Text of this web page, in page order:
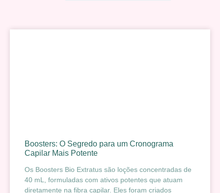
Boosters: O Segredo para um Cronograma
Capilar Mais Potente
Os Boosters Bio Extratus são loções concentradas de
40 mL, formuladas com ativos potentes que atuam
diretamente na fibra capilar. Eles foram criados